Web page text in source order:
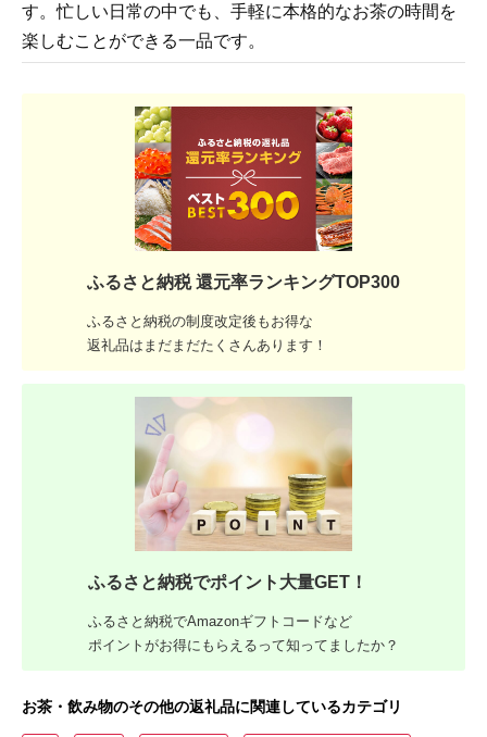
す。忙しい日常の中でも、手軽に本格的なお茶の時間を
楽しむことができる一品です。
ふるさと納税 還元率ランキングTOP300
ふるさと納税の制度改定後もお得な
返礼品はまだまだたくさんあります！
ふるさと納税でポイント大量GET！
ふるさと納税でAmazonギフトコードなど
ポイントがお得にもらえるって知ってましたか？
お茶・飲み物のその他の返礼品に関連しているカテゴリ